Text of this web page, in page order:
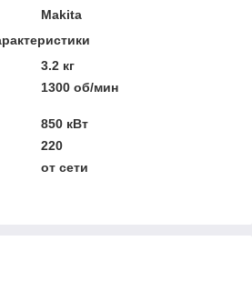
Makita
3.2 кг
1300 об/мин
850 кВт
220
от сети